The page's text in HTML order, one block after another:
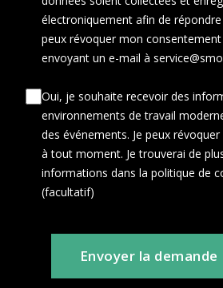
électroniquement afin de répondre
peux révoquer mon
envoyant un e-mail à
Oui, je souhaite recevoir des
environnements de travail
des événements. Je peux
à tout moment. Je trouverai de
informations dans la politique de
(facultatif)
Envoyer la demande